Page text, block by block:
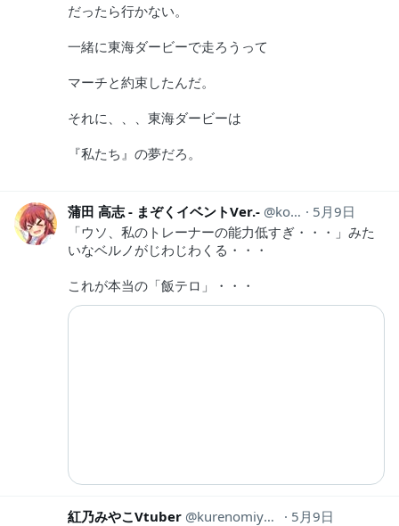
だったら行かない。
一緒に東海ダービーで走ろうって
マーチと約束したんだ。
それに、、、東海ダービーは
『私たち』の夢だろ。
蒲田 高志 - まぞくイベントVer.- koushi_kamata
5月9日
「ウソ、私のトレーナーの能力低すぎ・・・」みた
いなベルノがじわじわくる・・・
これが本当の「飯テロ」・・・
紅乃みやこVtuber kurenomiyako
5月9日